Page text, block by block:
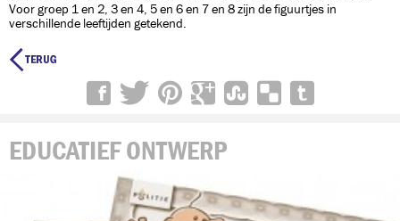
Voor groep 1 en 2, 3 en 4, 5 en 6 en 7 en 8 zijn de figuurtjes in
verschillende leeftijden getekend.

EDUCATIEF ONTWERP